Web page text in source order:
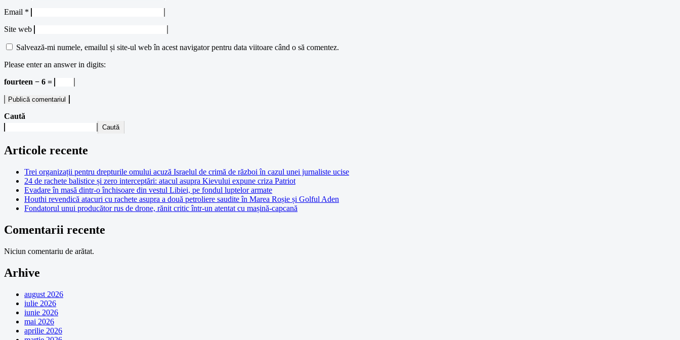
Email *
Site web
Salvează-mi numele, emailul și site-ul web în acest navigator pentru data viitoare când o să comentez.
Please enter an answer in digits:
fourteen − 6 =
Caută
Caută
Articole recente
Trei organizații pentru drepturile omului acuză Israelul de crimă de război în cazul unei jurnaliste ucise
24 de rachete balistice și zero interceptări: atacul asupra Kievului expune criza Patriot
Evadare în masă dintr-o închisoare din vestul Libiei, pe fondul luptelor armate
Houthi revendică atacuri cu rachete asupra a două petroliere saudite în Marea Roșie și Golful Aden
Fondatorul unui producător rus de drone, rănit critic într-un atentat cu mașină-capcană
Comentarii recente
Niciun comentariu de arătat.
Arhive
august 2026
iulie 2026
iunie 2026
mai 2026
aprilie 2026